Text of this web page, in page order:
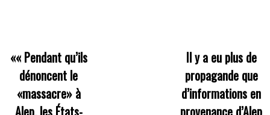
«« Pendant qu’ils
dénoncent le
«massacre» à
Alep, les États-
Il y a eu plus de
propagande que
d’informations en
provenance d’Alep